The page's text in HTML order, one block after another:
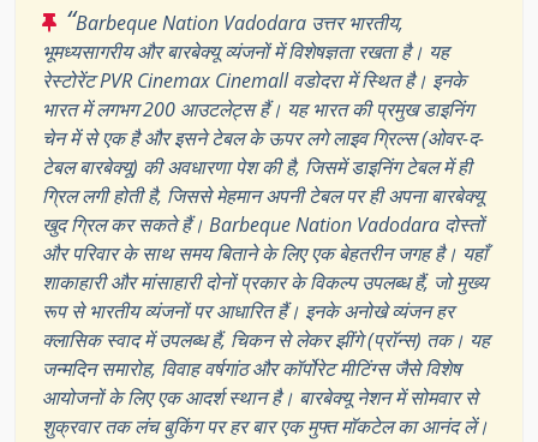
“Barbeque Nation Vadodara उत्तर भारतीय,
भूमध्यसागरीय और बारबेक्यू व्यंजनों में विशेषज्ञता रखता है। यह
रेस्टोरेंट PVR Cinemax Cinemall वडोदरा में स्थित है। इनके
भारत में लगभग 200 आउटलेट्स हैं। यह भारत की प्रमुख डाइनिंग
चेन में से एक है और इसने टेबल के ऊपर लगे लाइव ग्रिल्स (ओवर-द-
टेबल बारबेक्यू) की अवधारणा पेश की है, जिसमें डाइनिंग टेबल में ही
ग्रिल लगी होती है, जिससे मेहमान अपनी टेबल पर ही अपना बारबेक्यू
खुद ग्रिल कर सकते हैं। Barbeque Nation Vadodara दोस्तों
और परिवार के साथ समय बिताने के लिए एक बेहतरीन जगह है। यहाँ
शाकाहारी और मांसाहारी दोनों प्रकार के विकल्प उपलब्ध हैं, जो मुख्य
रूप से भारतीय व्यंजनों पर आधारित हैं। इनके अनोखे व्यंजन हर
क्लासिक स्वाद में उपलब्ध हैं, चिकन से लेकर झींगे (प्रॉन्स) तक। यह
जन्मदिन समारोह, विवाह वर्षगांठ और कॉर्पोरेट मीटिंग्स जैसे विशेष
आयोजनों के लिए एक आदर्श स्थान है। बारबेक्यू नेशन में सोमवार से
शुक्रवार तक लंच बुकिंग पर हर बार एक मुफ्त मॉकटेल का आनंद लें।